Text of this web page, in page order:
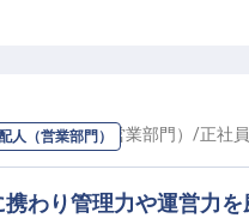
人（営業部門）
ー・支配人（営業部門） /正社員
わり管理力や運営力